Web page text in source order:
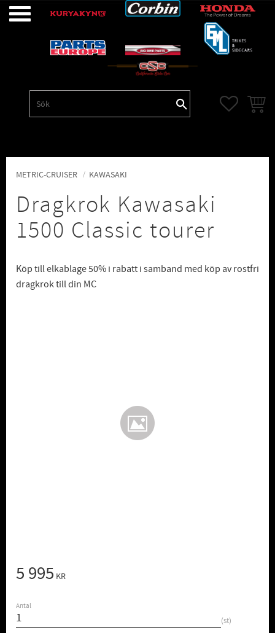
METRIC-CRUISER KAWASAKI
Dragkrok Kawasaki
1500 Classic tourer
Köp till elkablage 50% i rabatt i samband med köp av rostfri
dragkrok till din MC
5 995 KR
Antal
st